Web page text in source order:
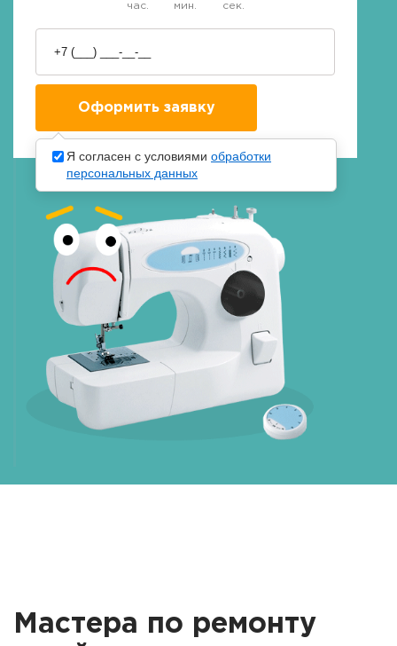
час. мин. сек.
Мастера по ремонту
Я согласен с условиями обработки
персональных данных